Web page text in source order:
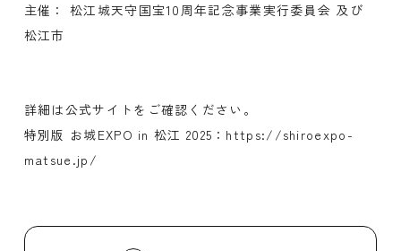
主催： 松江城天守国宝10周年記念事業実行委員会 及び
松江市
詳細は公式サイトをご確認ください。
特別版 お城EXPO in 松江 2025： https://shiroexpo-
matsue.jp/